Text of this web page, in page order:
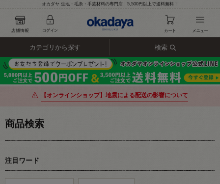
オカダヤ 生地・毛糸・手芸材料の専門店｜5,500円以上で送料無料！
カテゴリから探す 検索
【オンラインショップ】地震による配送の影響について
商品検索
注目ワード